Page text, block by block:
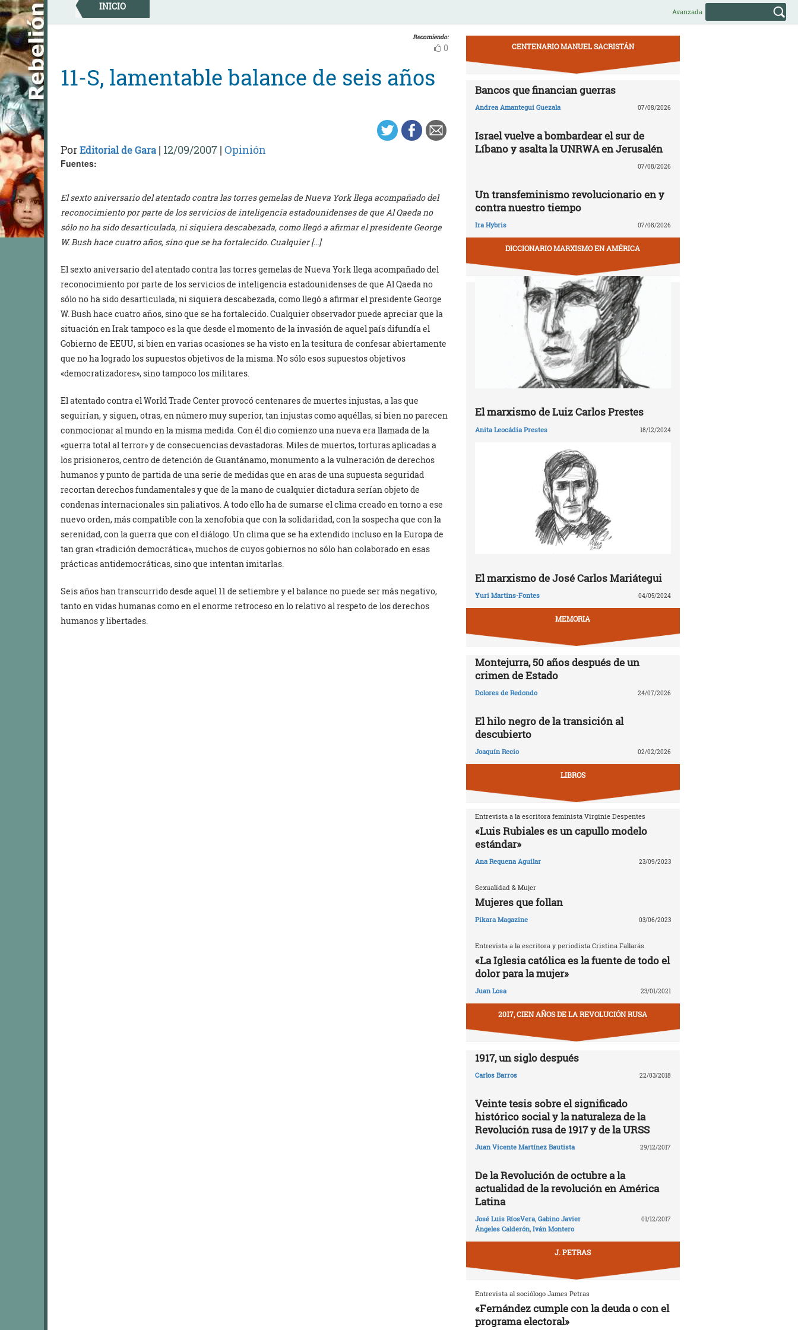
Skip
to
content
INICIO Avanzada
Recomiendo:
0
11-S, lamentable balance de seis años
PorEditorial de Gara | 12/09/2007 | Opinión
Fuentes:
El sexto aniversario del atentado contra las torres gemelas de Nueva York llega acompañado del
reconocimiento por parte de los servicios de inteligencia estadounidenses de que Al Qaeda no
sólo no ha sido desarticulada, ni siquiera descabezada, como llegó a afirmar el presidente George
W. Bush hace cuatro años, sino que se ha fortalecido. Cualquier […]
El sexto aniversario del atentado contra las torres gemelas de Nueva York llega acompañado del
reconocimiento por parte de los servicios de inteligencia estadounidenses de que Al Qaeda no
sólo no ha sido desarticulada, ni siquiera descabezada, como llegó a afirmar el presidente George
W. Bush hace cuatro años, sino que se ha fortalecido. Cualquier observador puede apreciar que la
situación en Irak tampoco es la que desde el momento de la invasión de aquel país difundía el
Gobierno de EEUU, si bien en varias ocasiones se ha visto en la tesitura de confesar abiertamente
que no ha logrado los supuestos objetivos de la misma. No sólo esos supuestos objetivos
«democratizadores», sino tampoco los militares.
El atentado contra el World Trade Center provocó centenares de muertes injustas, a las que
seguirían, y siguen, otras, en número muy superior, tan injustas como aquéllas, si bien no parecen
conmocionar al mundo en la misma medida. Con él dio comienzo una nueva era llamada de la
«guerra total al terror» y de consecuencias devastadoras. Miles de muertos, torturas aplicadas a
los prisioneros, centro de detención de Guantánamo, monumento a la vulneración de derechos
humanos y punto de partida de una serie de medidas que en aras de una supuesta seguridad
recortan derechos fundamentales y que de la mano de cualquier dictadura serían objeto de
condenas internacionales sin paliativos. A todo ello ha de sumarse el clima creado en torno a ese
nuevo orden, más compatible con la xenofobia que con la solidaridad, con la sospecha que con la
serenidad, con la guerra que con el diálogo. Un clima que se ha extendido incluso en la Europa de
tan gran «tradición democrática», muchos de cuyos gobiernos no sólo han colaborado en esas
prácticas antidemocráticas, sino que intentan imitarlas.
Seis años han transcurrido desde aquel 11 de setiembre y el balance no puede ser más negativo,
tanto en vidas humanas como en el enorme retroceso en lo relativo al respeto de los derechos
humanos y libertades.
CENTENARIO MANUEL SACRISTÁN
Bancos que financian guerras
Andrea Amantegui Guezala 07/08/2026
Israel vuelve a bombardear el sur de
Líbano y asalta la UNRWA en Jerusalén
07/08/2026
Un transfeminismo revolucionario en y
contra nuestro tiempo
Ira Hybris 07/08/2026
DICCIONARIO MARXISMO EN AMÉRICA
El marxismo de Luiz Carlos Prestes
Anita Leocádia Prestes 18/12/2024
El marxismo de José Carlos Mariátegui
Yuri Martins-Fontes 04/05/2024
MEMORIA
Montejurra, 50 años después de un
crimen de Estado
Dolores de Redondo 24/07/2026
El hilo negro de la transición al
descubierto
Joaquín Recio 02/02/2026
LIBROS
Entrevista a la escritora feminista Virginie Despentes
«Luis Rubiales es un capullo modelo
estándar»
Ana Requena Aguilar 23/09/2023
Sexualidad & Mujer
Mujeres que follan
Pikara Magazine 03/06/2023
Entrevista a la escritora y periodista Cristina Fallarás
«La Iglesia católica es la fuente de todo el
dolor para la mujer»
Juan Losa 23/01/2021
2017, CIEN AÑOS DE LA REVOLUCIÓN RUSA
1917, un siglo después
Carlos Barros 22/03/2018
Veinte tesis sobre el significado
histórico social y la naturaleza de la
Revolución rusa de 1917 y de la URSS
Juan Vicente Martínez Bautista 29/12/2017
De la Revolución de octubre a la
actualidad de la revolución en América
Latina
José Luis RíosVera, Gabino Javier
Ángeles Calderón, Iván Montero
01/12/2017
J. PETRAS
Entrevista al sociólogo James Petras
«Fernández cumple con la deuda o con el
programa electoral»